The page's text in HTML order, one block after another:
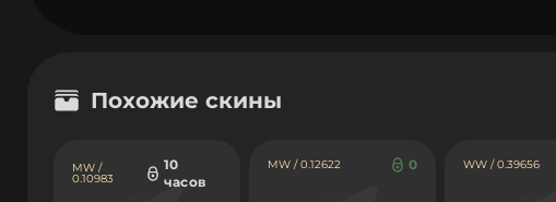
Похожие скины
MW /
0.10983
10
часов
MW / 0.12622 0 WW / 0.39656